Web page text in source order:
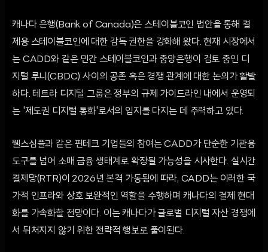
캐나다 은행(Bank of Canada)은 스테이블코인 법안을 통해 결
제용 스테이블코인에 대한 감독 권한을 강화해 왔다. 현재 시장에서
는 CADD와 같은 민간 스테이블코인과 중앙은행이 검토 중인 디
지털 루니(CBDC) 사이의 공존 혹은 경쟁 관계에 대한 논의가 활발
하다. 테트라 디지털 그룹은 정부의 규제 가이드라인 내에서 운영되
는 '제도권 디지털 통화'로서의 입지를 다지는 데 주력하고 있다.
웰스심플과 같은 핀테크 기업들의 참여는 CADD가 단순한 기관용
도구를 넘어 소매 금융 생태계로 확장될 가능성을 시사한다. 실시간
결제망(RTR)이 2026년 본격 가동됨에 따라, CADD는 이러한 국
가적 인프라와 상호 보완적인 역할을 수행하며 캐나다의 결제 현대
화를 가속화할 전망이다. 이는 캐나다가 글로벌 디지털 자산 경쟁에
서 뒤처지지 않기 위한 전략적 행보로 풀이된다.